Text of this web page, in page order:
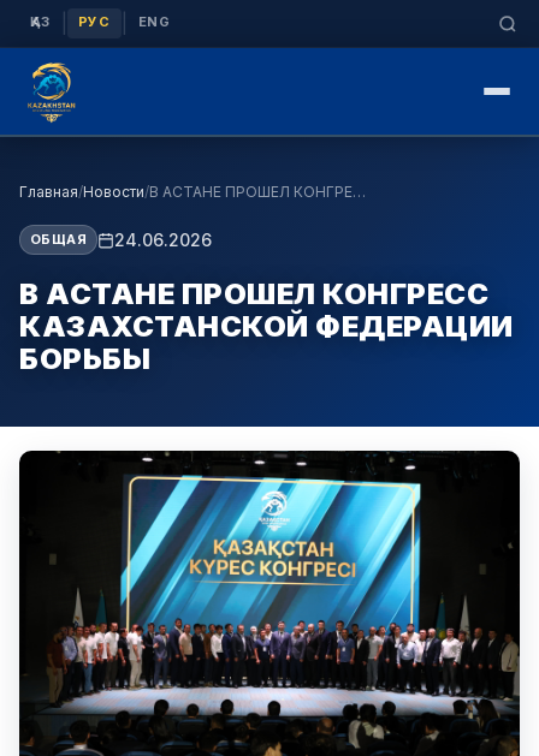
ҚАЗ РУС ENG
Главная/Новости/ В АСТАНЕ ПРОШЕЛ КОНГРЕСС КАЗАХСТАНСКОЙ ФЕДЕРАЦИИ …
ОБЩАЯ 24.06.2026
В АСТАНЕ ПРОШЕЛ КОНГРЕСС
КАЗАХСТАНСКОЙ ФЕДЕРАЦИИ
БОРЬБЫ